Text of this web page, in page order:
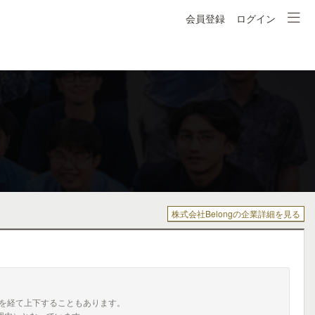
会員登録 ログイン
株式会社Belongの企業詳細を見る
て上下することもあります。